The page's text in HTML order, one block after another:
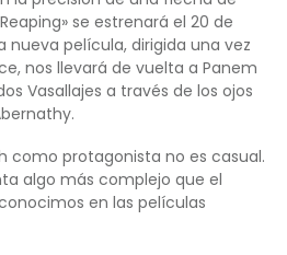
se estrenará el 20 de
nueva película, dirigida una vez
nos llevará de vuelta a Panem
Vasallajes a través de los ojos
como protagonista no es casual.
algo más complejo que el
en las películas